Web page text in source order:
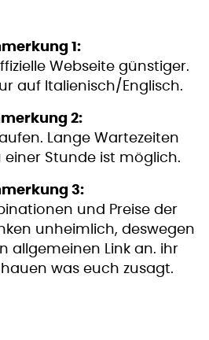
1:
Webseite günstiger.
auf Italienisch/Englisch.
2:
Lange Wartezeiten
einer Stunde ist möglich.
3:
und Preise der
unheimlich, deswegen
allgemeinen Link an. ihr
was euch zusagt.